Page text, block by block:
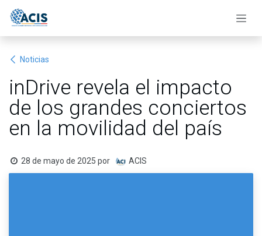
Noticias
inDrive revela el impacto
de los grandes conciertos
en la movilidad del país
28 de mayo de 2025 por ACIS